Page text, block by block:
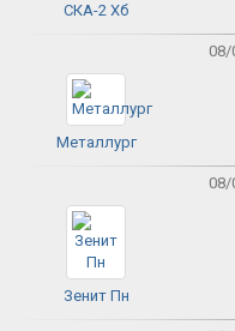
СКА-2 Хб
08/
Металлург
08/
Зенит Пн